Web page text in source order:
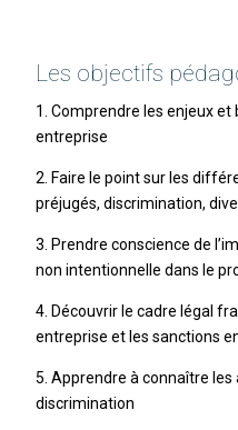
Les objectifs
1. Comprendre les enjeux
entreprise
2. Faire le point sur les
préjugés, discrimination,
3. Prendre conscience de
non intentionnelle dans le
4. Découvrir le cadre légal
entreprise et les sanctions
5. Apprendre à connaître
discrimination